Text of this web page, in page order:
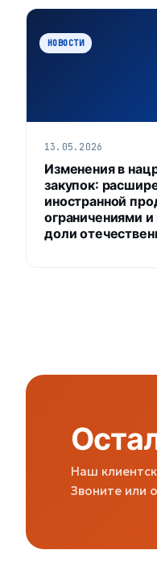
НОВОСТИ
13.05.2026
Изменения в
закупок:
иностранной
ограничениями
доли
Наш
Звоните или